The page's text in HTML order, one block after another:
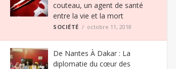
couteau, un agent de santé
entre la vie et la mort
SOCIÉTÉ octobre 11, 2018
De Nantes À Dakar : La
diplomatie du cœur des